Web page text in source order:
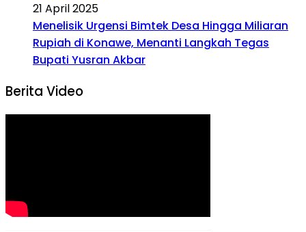
21 April 2025
Menelisik Urgensi Bimtek Desa Hingga Miliaran
Rupiah di Konawe, Menanti Langkah Tegas
Bupati Yusran Akbar
Berita Video